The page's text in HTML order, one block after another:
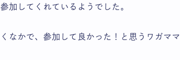
加してくれているようでした。
なかで、参加して良かった！と思うワガマ